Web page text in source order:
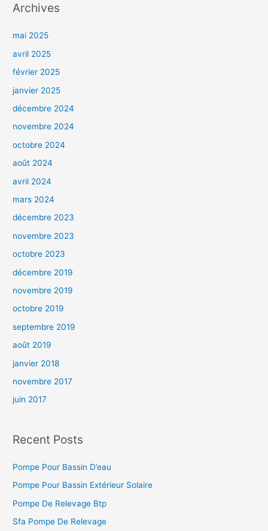
Archives
mai 2025
avril 2025
février 2025
janvier 2025
décembre 2024
novembre 2024
octobre 2024
août 2024
avril 2024
mars 2024
décembre 2023
novembre 2023
octobre 2023
décembre 2019
novembre 2019
octobre 2019
septembre 2019
août 2019
janvier 2018
novembre 2017
juin 2017
Recent Posts
Pompe Pour Bassin D’eau
Pompe Pour Bassin Extérieur Solaire
Pompe De Relevage Btp
Sfa Pompe De Relevage